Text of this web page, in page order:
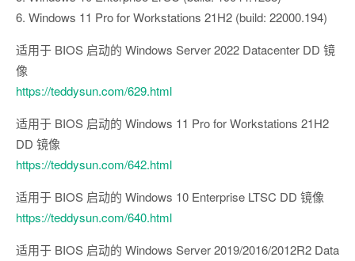
6. Windows 11 Pro for Workstations 21H2 (build: 22000.194)
适用于 BIOS 启动的 Windows Server 2022 Datacenter DD 镜
像
https://teddysun.com/629.html
适用于 BIOS 启动的 Windows 11 Pro for Workstations 21H2
DD 镜像
https://teddysun.com/642.html
适用于 BIOS 启动的 Windows 10 Enterprise LTSC DD 镜像
https://teddysun.com/640.html
适用于 BIOS 启动的 Windows Server 2019/2016/2012R2 Data